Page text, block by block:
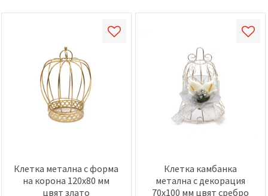
Клетка метална с форма
на корона 120x80 мм
цвят злато
Клетка камбанка
метална с декорация
70x100 мм цвят сребро